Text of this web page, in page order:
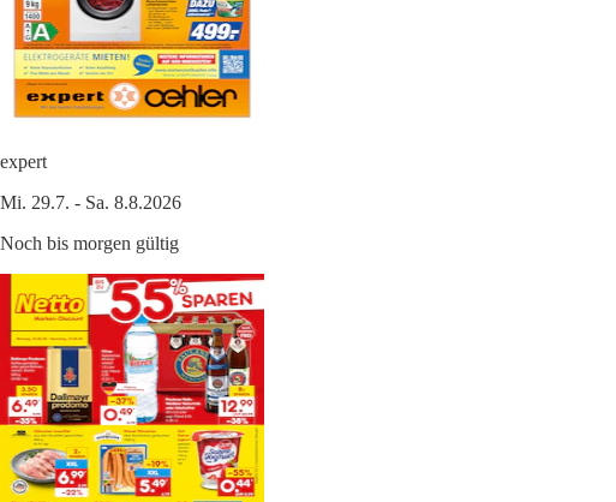
expert
Mi. 29.7. - Sa. 8.8.2026
Noch bis morgen gültig